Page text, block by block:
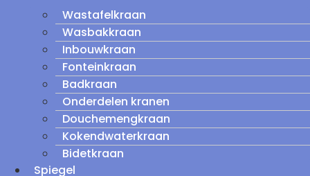
Wastafelkraan
Wasbakkraan
Inbouwkraan
Fonteinkraan
Badkraan
Onderdelen kranen
Douchemengkraan
Kokendwaterkraan
Bidetkraan
Spiegel